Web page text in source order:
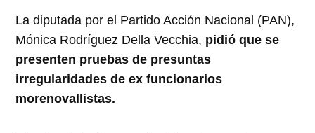
La diputada por el Partido Acción Nacional (PAN),
Mónica Rodríguez Della Vecchia, pidió que se
presenten pruebas de presuntas
irregularidades de ex funcionarios
morenovallistas.